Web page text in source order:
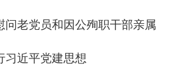
问老党员和因公殉职干部亲属
习近平党建思想